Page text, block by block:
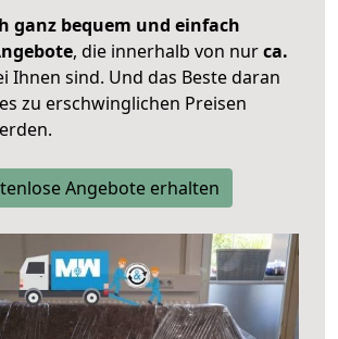
ganz bequem und einfach
, die innerhalb von nurca.
Ihnen sind. Und das Beste daran
zu erschwinglichen Preisen
Angebote erhalten